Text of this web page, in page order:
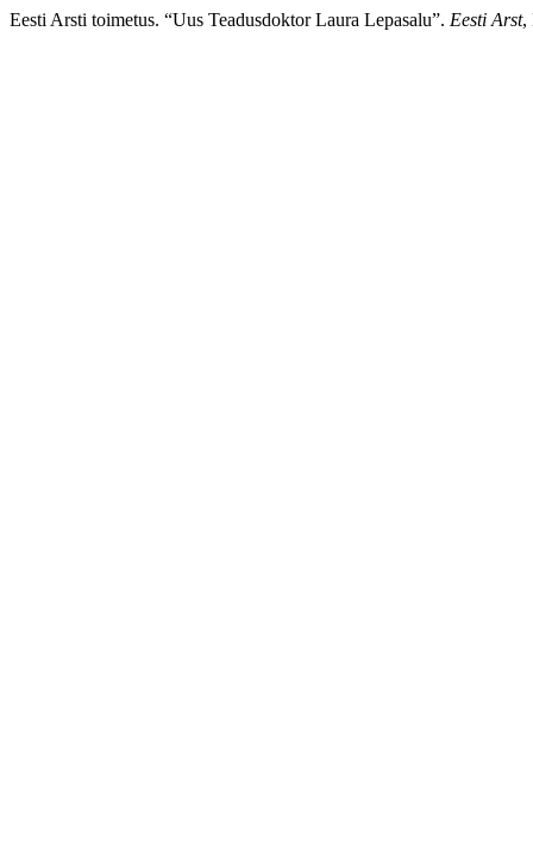
Eesti Arsti toimetus. “Uus Teadusdoktor Laura Lepasalu”. Eesti Arst,